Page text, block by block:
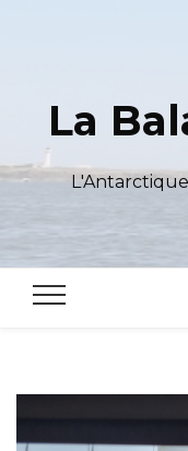
La